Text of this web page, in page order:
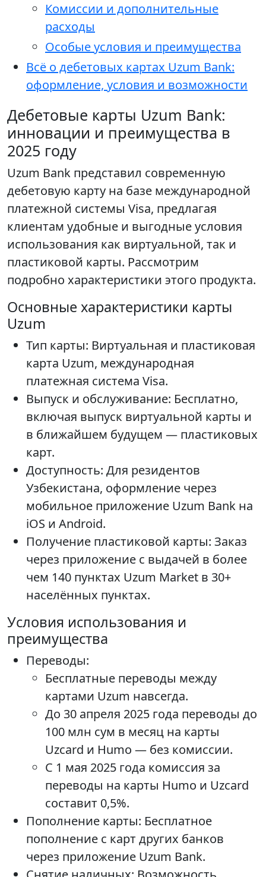
Комиссии и дополнительные
расходы
Особые условия и преимущества
Всё о дебетовых картах Uzum Bank:
оформление, условия и возможности
Дебетовые карты Uzum Bank:
инновации и преимущества в
2025 году
Uzum Bank представил современную
дебетовую карту на базе международной
платежной системы Visa, предлагая
клиентам удобные и выгодные условия
использования как виртуальной, так и
пластиковой карты. Рассмотрим
подробно характеристики этого продукта.
Основные характеристики карты
Uzum
Тип карты: Виртуальная и пластиковая
карта Uzum, международная
платежная система Visa.
Выпуск и обслуживание: Бесплатно,
включая выпуск виртуальной карты и
в ближайшем будущем — пластиковых
карт.
Доступность: Для резидентов
Узбекистана, оформление через
мобильное приложение Uzum Bank на
iOS и Android.
Получение пластиковой карты: Заказ
через приложение с выдачей в более
чем 140 пунктах Uzum Market в 30+
населённых пунктах.
Условия использования и
преимущества
Переводы:
Бесплатные переводы между
картами Uzum навсегда.
До 30 апреля 2025 года переводы до
100 млн сум в месяц на карты
Uzcard и Humo — без комиссии.
С 1 мая 2025 года комиссия за
переводы на карты Humo и Uzcard
составит 0,5%.
Пополнение карты: Бесплатное
пополнение с карт других банков
через приложение Uzum Bank.